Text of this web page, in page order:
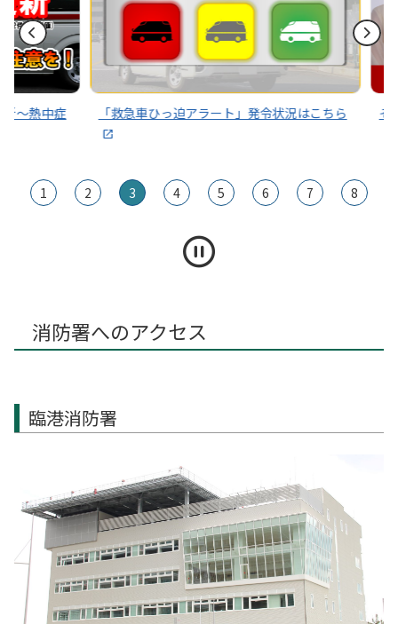
2025年07月28日
（終了しました）はたらく消防の写生会 展示会を開催しま
す。
中症 「救急車ひっ迫アラート」発令状況はこちら その
1 2 3 4 5 6 7 8
消防署へのアクセス
臨港消防署